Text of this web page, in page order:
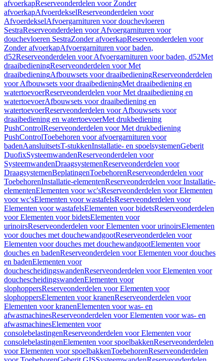
afvoerkapReserveonderdelen voor Zonder
afvoerkapAfvoerdekselReserveonderdelen voor
AfvoerdekselAfvoergarnituren voor douchevloeren
SestraReserveonderdelen voor Afvoergarnituren voor
douchevloeren SestraZonder afvoerkapReserveonderdelen voor
Zonder afvoerkapAfvoergarnituren voor baden,
d52Reserveonderdelen voor Afvoergarnituren voor baden, d52Met
draaibedieningReserveonderdelen voor Met
draaibedieningAfbouwsets voor draaibedieningReserveonderdelen
voor Afbouwsets voor draaibedieningMet draaibediening en
watertoevoerReserveonderdelen voor Met draaibediening en
watertoevoerAfbouwsets voor draaibediening en
watertoevoerReserveonderdelen voor Afbouwsets voor
draaibediening en watertoevoerMet drukbediening
PushControlReserveonderdelen voor Met drukbediening
PushControlToebehoren voor afvoergarnituren voor
badenAansluitsetsT-stukkenInstallatie- en spoelsystemenGeberit
DuofixSysteemwandenReserveonderdelen voor
SysteemwandenDraagsystemenReserveonderdelen voor
DraagsystemenBeplatingenToebehorenReserveonderdelen voor
ToebehorenInstallatie-elementenReserveonderdelen voor Installatie-
elementenElementen voor wc'sReserveonderdelen voor Elementen
voor wc'sElementen voor wastafelsReserveonderdelen voor
Elementen voor wastafelsElementen voor bidetsReserveonderdelen
voor Elementen voor bidetsElementen voor
urinoirsReserveonderdelen voor Elementen voor urinoirsElementen
voor douches met douchewandgootReserveonderdelen voor
Elementen voor douches met douchewandgootElementen voor
douches en badenReserveonderdelen voor Elementen voor douches
en badenElementen voor
douchescheidingswandenReserveonderdelen voor Elementen voor
douchescheidingswandenElementen voor
slophoppersReserveonderdelen voor Elementen voor
slophoppersElementen voor kranenReserveonderdelen voor
Elementen voor kranenElementen voor was- en
afwasmachinesReserveonderdelen voor Elementen voor was- en
afwasmachinesElementen voor
consolebelastingenReserveonderdelen voor Elementen voor
consolebelastingenElementen voor spoelbakkenReserveonderdelen
voor Elementen voor spoelbakkenToebehorenReserveonderdelen